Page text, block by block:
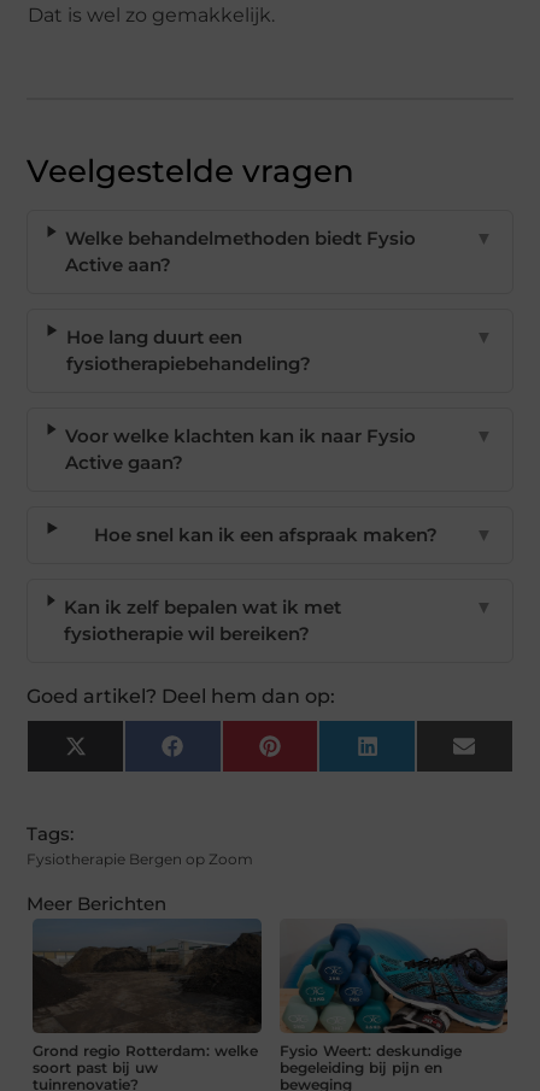
Dat is wel zo gemakkelijk.
Veelgestelde vragen
Welke behandelmethoden biedt Fysio
Active aan?
▼
Hoe lang duurt een
fysiotherapiebehandeling?
▼
Voor welke klachten kan ik naar Fysio
Active gaan?
▼
Hoe snel kan ik een afspraak maken? ▼
Kan ik zelf bepalen wat ik met
fysiotherapie wil bereiken?
▼
Goed artikel? Deel hem dan op:
X
(Twitter)
FacebookPinterest LinkedIn Email
Tags:
Fysiotherapie Bergen op Zoom
Meer Berichten
Grond regio Rotterdam: welke
soort past bij uw
tuinrenovatie?
Fysio Weert: deskundige
begeleiding bij pijn en
beweging